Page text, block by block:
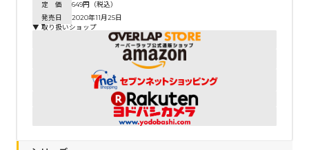
定 価
649円（税込）
発売日
2020年11月25日
▼ 取り扱いショップ